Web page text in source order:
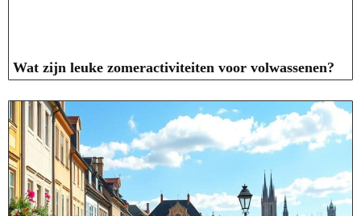
Wat zijn leuke zomeractiviteiten voor volwassenen?